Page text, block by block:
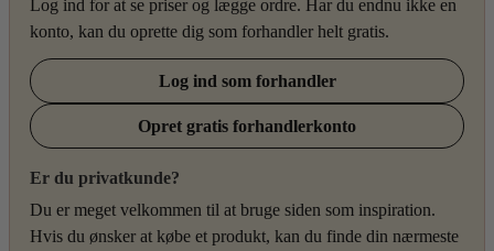
Log ind for at se priser og lægge ordre. Har du endnu ikke en
konto, kan du oprette dig som forhandler helt gratis.
Log ind som forhandler
Opret gratis forhandlerkonto
Er du privatkunde?
Du er meget velkommen til at bruge siden som inspiration.
Hvis du ønsker at købe et produkt, kan du finde din nærmeste